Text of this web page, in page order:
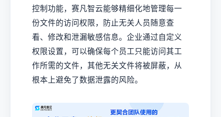
控制功能，赛凡智云能够精细化地管理每一
份文件的访问权限，防止无关人员随意查
看、修改和泄漏敏感信息。企业通过自定义
权限设置，可以确保每个员工只能访问其工
作所需的文件，其他无关文件将被屏蔽，从
根本上避免了数据泄露的风险。